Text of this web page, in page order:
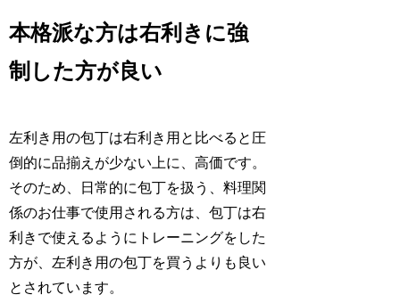
本格派な方は右利きに強
制した方が良い
左利き用の包丁は右利き用と比べると圧
倒的に品揃えが少ない上に、高価です。
そのため、日常的に包丁を扱う、料理関
係のお仕事で使用される方は、包丁は右
利きで使えるようにトレーニングをした
方が、左利き用の包丁を買うよりも良い
とされています。